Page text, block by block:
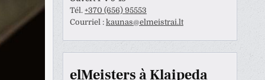
Anastazija Lukoševičienė
prieš 3 metų
paliko tik
prieš 3 metų
greitai bei kokybiškai
Tél. +370 (656) 95553
Courriel : kaunas@elmeistrai.lt
elMeisters à Klaipeda